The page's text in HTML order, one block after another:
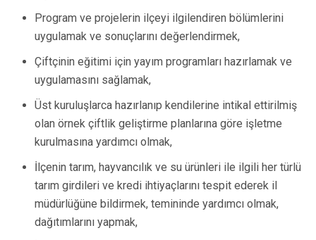
Köprübaşı
Yunusemre
Program ve projelerin ilçeyi ilgilendiren bölümlerini
uygulamak ve sonuçlarını değerlendirmek,
Çiftçinin eğitimi için yayım programları hazırlamak ve
uygulamasını sağlamak,
Üst kuruluşlarca hazırlanıp kendilerine intikal ettirilmiş
olan örnek çiftlik geliştirme planlarına göre işletme
kurulmasına yardımcı olmak,
İlçenin tarım, hayvancılık ve su ürünleri ile ilgili her türlü
tarım girdileri ve kredi ihtiyaçlarını tespit ederek il
müdürlüğüne bildirmek, temininde yardımcı olmak,
dağıtımlarını yapmak,